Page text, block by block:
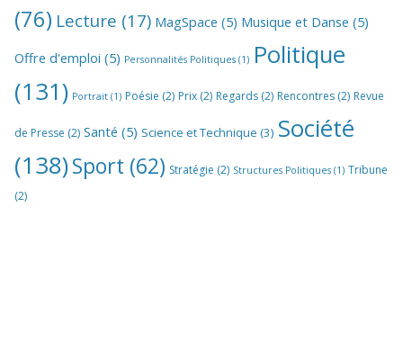
(76) Lecture (17) MagSpace (5) Musique et Danse (5)
Offre d'emploi (5) Personnalités Politiques (1) Politique
(131) Portrait (1) Poésie (2) Prix (2) Regards (2) Rencontres (2) Revue
de Presse (2) Santé (5) Science et Technique (3) Société
(138)Sport (62) Stratégie (2) Structures Politiques (1) Tribune
(2)